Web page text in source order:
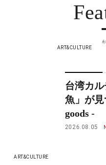
ART&CULTURE
台湾カ
魚」が
goods -
2026.08.05
ART&CULTURE